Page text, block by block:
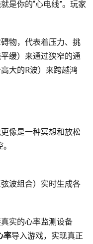
是你的“心电线”。玩家
物，代表着压力、挑
缓）来通过狭窄的通
大的R波）来跨越鸿
像是一种冥想和放松
波组合）实时生成各
实的心率监测设备
率导入游戏，实现真正